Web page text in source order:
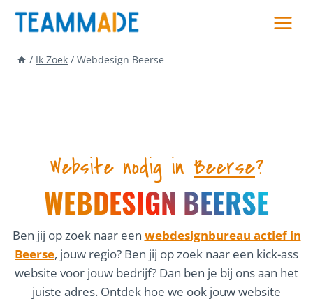
Skip
/ Ik Zoek / Webdesign Beerse
Website nodig in Beerse?
WEBDESIGN BEERSE
Ben jij op zoek naar een webdesignbureau actief in
Beerse, jouw regio? Ben jij op zoek naar een kick-ass
website voor jouw bedrijf? Dan ben je bij ons aan het
juiste adres. Ontdek hoe we ook jouw website